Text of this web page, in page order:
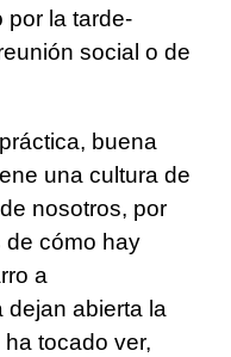
por la tarde-
social o de
buena
una cultura de
nosotros, por
de cómo hay
a
dejan abierta la
tocado ver,